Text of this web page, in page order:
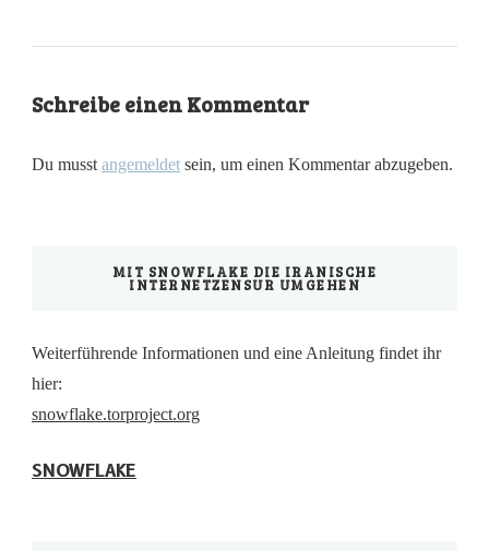
Schreibe einen Kommentar
Du musst angemeldet sein, um einen Kommentar abzugeben.
MIT SNOWFLAKE DIE IRANISCHE
INTERNETZENSUR UMGEHEN
Weiterführende Informationen und eine Anleitung findet ihr
hier:
snowflake.torproject.org
SNOWFLAKE